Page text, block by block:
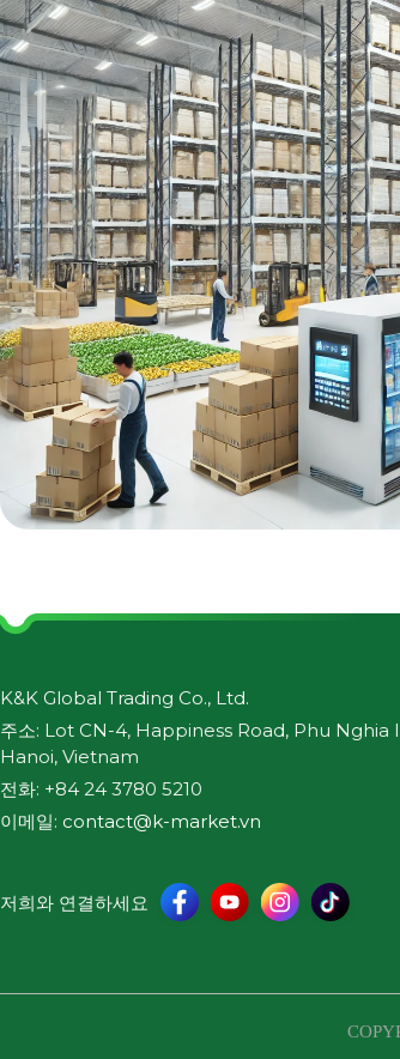
K&K Global Trading Co., Ltd.
주소: Lot CN-4, Happiness Road, Phu
Hanoi, Vietnam
전화: +84 24 3780 5210
이메일: contact@k-market.vn
저희와 연결하세요